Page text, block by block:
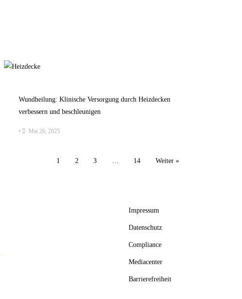
Wundheilung: Klinische Versorgung durch Heizdecken
verbessern und beschleunigen
• Mai 26, 2025
1 2 3 14 Weiter »
Impressum
Datenschutz
Compliance
Mediacenter
Barrierefreiheit